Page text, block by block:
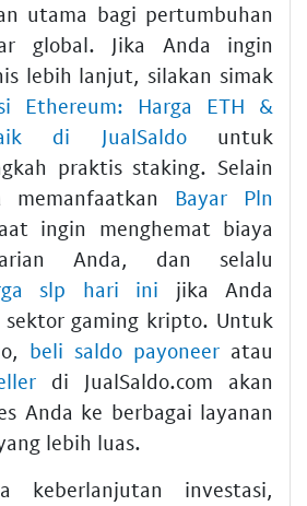
utama bagi pertumbuhan
global. Jika Anda ingin
lebih lanjut, silakan simak
Ethereum: Harga ETH &
di JualSaldountuk
praktis staking. Selain
Bayar Pln
ingin menghemat biaya
Anda, dan selalu
slp hari ini jika Anda
gaming kripto. Untuk
beli saldo payoneer atau
di JualSaldo.com akan
Anda ke berbagai layanan
lebih luas.
keberlanjutan investasi,